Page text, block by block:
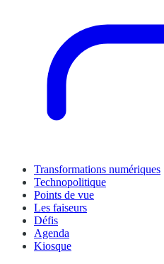
Transformations numériques
Technopolitique
Points de vue
Les faiseurs
Défis
Agenda
Kiosque